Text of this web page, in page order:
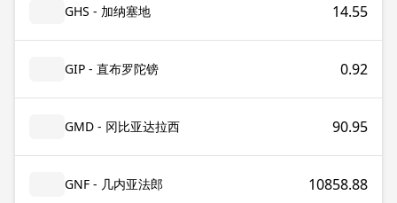
GHS - 加纳塞地 14.55
GIP - 直布罗陀镑 0.92
GMD - 冈比亚达拉西 90.95
GNF - 几内亚法郎 10858.88